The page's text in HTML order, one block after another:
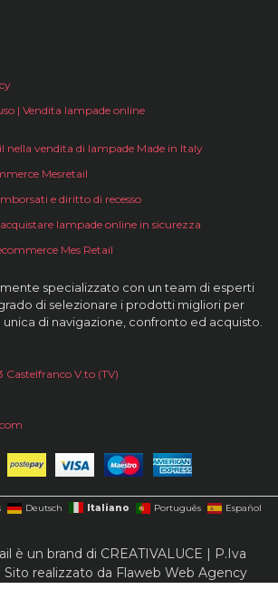
| Vendita lampade online
nella vendita di lampade Made in Italy
Mesretail
e diritto di recesso
lampade online in sicurezza
Mes Retail
specializzato con un team di esperti
di selezionare i prodotti migliori per
unica di navigazione, confronto ed acquisto.
Castelfranco V.to (TV)
Deutsch Italiano Português Español
è un brand di CREATIVALUCE | P.Iva
realizzato da Flaweb Web Agency